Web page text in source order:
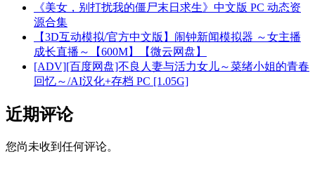
《美女，别打扰我的僵尸末日求生》中文版 PC 动态资
源合集
【3D互动模拟/官方中文版】闹钟新闻模拟器 ～女主播
成长直播～【600M】【微云网盘】
[ADV][百度网盘]不良人妻与活力女儿～菜绪小姐的青春
回忆～/AI汉化+存档 PC [1.05G]
近期评论
您尚未收到任何评论。